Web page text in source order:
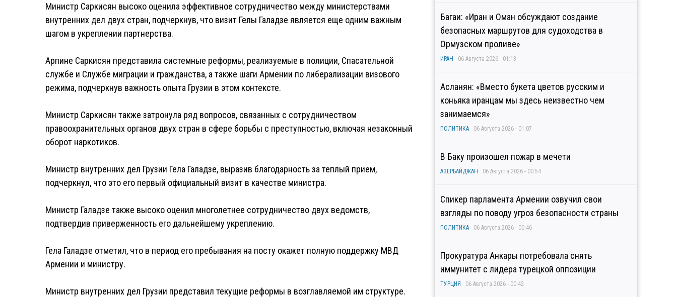
Министр Саркисян высоко оценила эффективное сотрудничество между министерствами
внутренних дел двух стран, подчеркнув, что визит Гелы Галадзе является еще одним важным
шагом в укреплении партнерства.
Арпине Саркисян представила системные реформы, реализуемые в полиции, Спасательной
службе и Службе миграции и гражданства, а также шаги Армении по либерализации визового
режима, подчеркнув важность опыта Грузии в этом контексте.
Министр Саркисян также затронула ряд вопросов, связанных с сотрудничеством
правоохранительных органов двух стран в сфере борьбы с преступностью, включая незаконный
оборот наркотиков.
Министр внутренних дел Грузии Гела Галадзе, выразив благодарность за теплый прием,
подчеркнул, что это его первый официальный визит в качестве министра.
Министр Галадзе также высоко оценил многолетнее сотрудничество двух ведомств,
подтвердив приверженность его дальнейшему укреплению.
Гела Галадзе отметил, что в период его пребывания на посту окажет полную поддержку МВД
Армении и министру.
Министр внутренних дел Грузии представил текущие реформы в возглавляемой им структуре.
Багаи: «Иран и Оман обсуждают создание
безопасных маршрутов для судоходства в
Ормузском проливе»
ИРАН 06 Августа 2026 - 01:13
Асланян: «Вместо букета цветов русским и
коньяка иранцам мы здесь неизвестно чем
занимаемся»
ПОЛИТИКА 06 Августа 2026 - 01:07
В Баку произошел пожар в мечети
АЗЕРБАЙДЖАН 06 Августа 2026 - 00:54
Спикер парламента Армении озвучил свои
взгляды по поводу угроз безопасности страны
ПОЛИТИКА 06 Августа 2026 - 00:46
Прокуратура Анкары потребовала снять
иммунитет с лидера турецкой оппозиции
ТУРЦИЯ 06 Августа 2026 - 00:42